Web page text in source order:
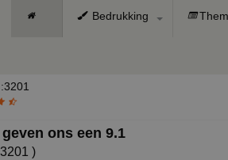
Bedrukking
geven ons een9.1
)